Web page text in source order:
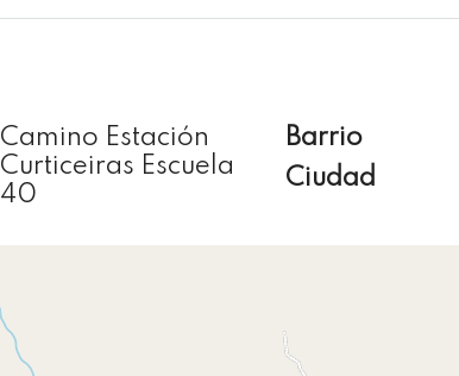
Camino Estación
Curticeiras Escuela
40
Barrio
Ciudad